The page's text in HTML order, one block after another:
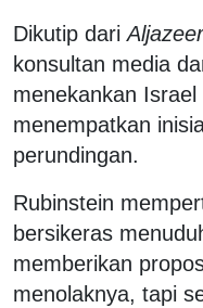
Dikutip dari
konsultan media
menekankan
menempatkan
perundingan.
Rubinstein
bersikeras
memberikan
menolaknya, tapi